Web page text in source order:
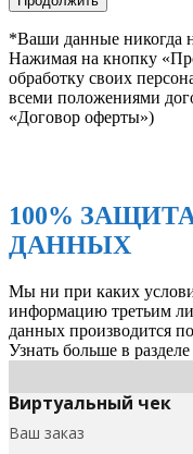
*Ваши данные никогда
Нажимая на кнопку
обработку своих
всеми положениями
«Договор оферты»)
100%
ДАННЫХ
Мы ни при каких
информацию третьим
данных производится
Узнать больше в разделе
Виртуальный чек
Ваш заказ